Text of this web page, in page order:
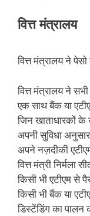
वित्त मंत्रालय
वित्त मंत्रालय ने
वित्त मंत्रालय ने
एक साथ बैंक या
जिन खाताधारकों के
अपनी सुविधा
अपने नज़दीकी
वित्त मंत्री
किसी भी एटीएम से
किसी भी बैंक या
डिस्टेंडिंग का